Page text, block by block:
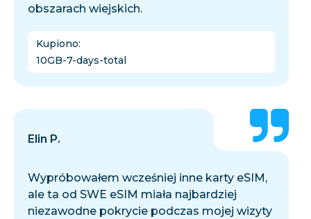
obszarach wiejskich.
Kupiono:
10GB-7-days-total
Elin P.
Wypróbowałem wcześniej inne karty eSIM,
ale ta od SWE eSIM miała najbardziej
niezawodne pokrycie podczas mojej wizyty